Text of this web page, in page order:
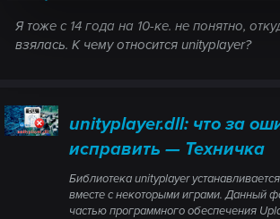
Я тоже с 14 года на 10-ке. не понятно,
взялась. К чему относится unityplayer?
unityplayer.dll: что за
исправить — Техничка
Библиотека unityplayer
вместе с некоторыми играми. Данный
частью программного обеспечения